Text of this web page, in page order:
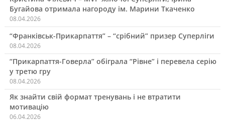
Бугайова отримала нагороду ім. Марини Ткаченко
08.04.2026
“Франківськ-Прикарпаття” – “срібний” призер Суперліги
08.04.2026
“Прикарпаття-Говерла” обіграла “Рівне” і перевела серію
у третю гру
08.04.2026
Як знайти свій формат тренувань і не втратити
мотивацію
06.04.2026